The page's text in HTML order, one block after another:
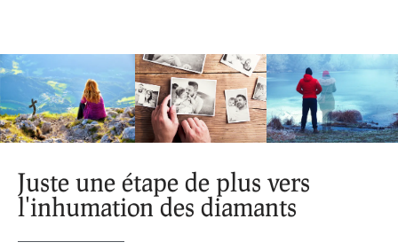
Juste une étape de plus vers
l'inhumation des diamants